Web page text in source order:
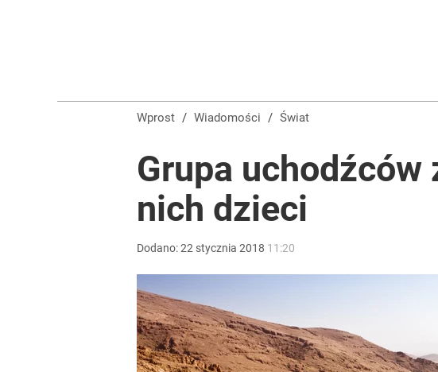
PiS alarmuje TK, celem ruch szefowej MEN. Rzecznik rządu
„Nie chodzi o zemstę”. Mocny apel w sprawie ofiar rzezi
Wprost / Wiadomości / Świat
Grupa uchodźców
nich dzieci
Dodano:22 stycznia 2018 11:20